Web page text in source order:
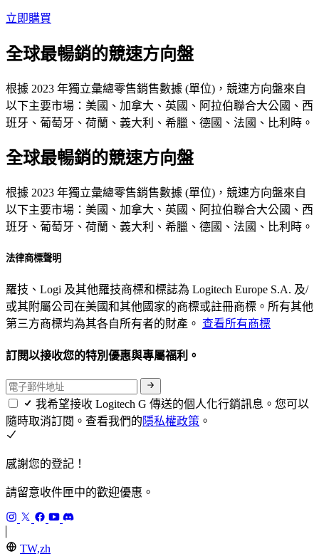
立即購買
全球最暢銷的競速方向盤
根據 2023 年獨立彙總零售銷售數據 (單位)，競速方向盤來自
以下主要市場：美國、加拿大、英國、阿拉伯聯合大公國、西
班牙、葡萄牙、荷蘭、義大利、希臘、德國、法國、比利時。
全球最暢銷的競速方向盤
根據 2023 年獨立彙總零售銷售數據 (單位)，競速方向盤來自
以下主要市場：美國、加拿大、英國、阿拉伯聯合大公國、西
班牙、葡萄牙、荷蘭、義大利、希臘、德國、法國、比利時。
法律商標聲明
羅技、Logi 及其他羅技商標和標誌為 Logitech Europe S.A. 及/
或其附屬公司在美國和其他國家的商標或註冊商標。所有其他
第三方商標均為其各自所有者的財產。 查看所有商標
訂閱以接收您的特別優惠與專屬福利。
我希望接收 Logitech G 傳送的個人化行銷訊息。您可以
隨時取消訂閱。查看我們的隱私權政策 。
感謝您的登記！
請留意收件匣中的歡迎優惠。
TW,zh